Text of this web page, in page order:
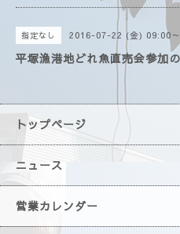
指定なし 2016-07-22 (金) 09:00
平塚漁港地どれ魚直売会参加
トップページ
ニュース
営業カレンダー